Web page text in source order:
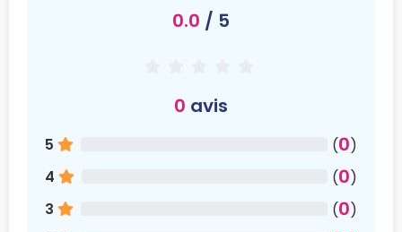
0.0 / 5
0 avis
5 (0)
4
(0)
3
(0)